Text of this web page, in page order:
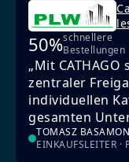
50%schnellere
Bestellungen
„Mit
zentraler
individuellen
gesamten
TOMASZ BASAMON
EINKAUFSLEITER ·